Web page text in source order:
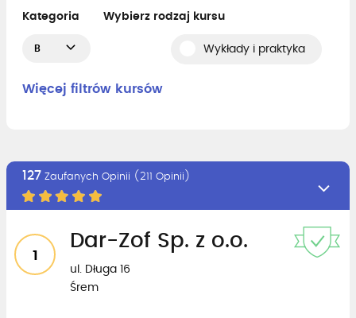
Kategoria
B
Wybierz rodzaj kursu
Wykłady i praktyka
Więcej filtrów kursów
127 Zaufanych Opinii (211 Opinii)
1
Dar-Zof Sp. z o.o.
ul. Długa 16
Śrem